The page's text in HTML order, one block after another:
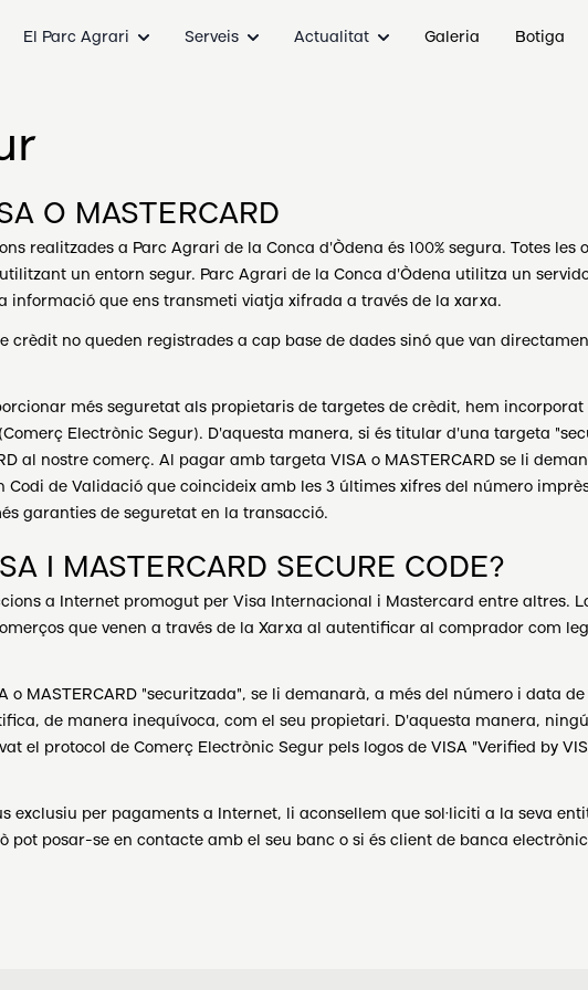
El Parc Agrari Serveis Actualitat Galeria Botiga
O MASTERCARD
realitzades a Parc Agrari de la Conca d'Òdena és 100% segura. Totes
un entorn segur. Parc Agrari de la Conca d'Òdena utilitza un
informació que ens transmeti viatja xifrada a través de la xarxa.
crèdit no queden registrades a cap base de dades sinó que van
més seguretat als propietaris de targetes de crèdit, hem incorporat
Electrònic Segur). D'aquesta manera, si és titular d'una targeta
al nostre comerç. Al pagar amb targeta VISA o MASTERCARD se li
de Validació que coincideix amb les 3 últimes xifres del número
garanties de seguretat en la transacció.
I MASTERCARD SECURE CODE?
a Internet promogut per Visa Internacional i Mastercard entre altres.
que venen a través de la Xarxa al autentificar al comprador com
MASTERCARD "securitzada", se li demanarà, a més del número i data
de manera inequívoca, com el seu propietari. D'aquesta manera,
el protocol de Comerç Electrònic Segur pels logos de VISA "Verified by
exclusiu per pagaments a Internet, li aconsellem que sol·liciti a la seva
pot posar-se en contacte amb el seu banc o si és client de banca